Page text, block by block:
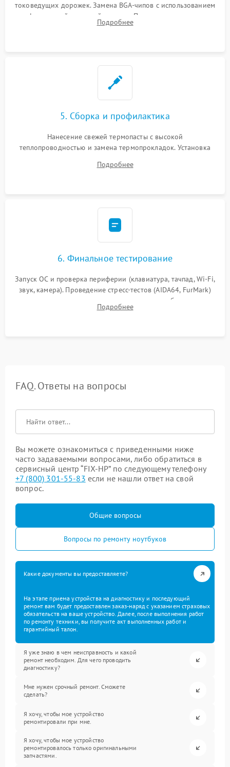
токоведущих дорожек. Замена BGA-чипов с использованием
инфракрасной паяльной станции. Прошивка микросхемы
BIOS или замена поврежденных портов USB
Подробнее
5. Сборка и профилактика
Нанесение свежей термопасты с высокой
теплопроводностью и замена термопрокладок. Установка
шлейфов, модулей памяти и накопителей. Предварительная
Подробнее
6. Финальное тестирование
Запуск ОС и проверка периферии (клавиатура, тачпад, Wi-Fi,
звук, камера). Проведение стресс-тестов (AIDA64, FurMark)
для контроля температурного режима и стабильности
системы под пиковой нагрузкой.
Подробнее
FAQ. Ответы на вопросы
Вы можете ознакомиться с приведенными ниже
часто задаваемыми вопросами, либо обратиться в
сервисный центр “FIX-HP” по следующему телефону
+7 (800) 301-55-83 если не нашли ответ на свой
вопрос.
Общие вопросы
Вопросы по ремонту ноутбуков
Какие документы вы предоставляете?
На этапе приема устройства на диагностику и последующий
ремонт вам будет предоставлен заказ-наряд с указанием страховых
обязательств на ваше устройство. Далее, после выполнения работ
по ремонту техники, вы получите акт выполненных работ и
гарантийный талон.
Я уже знаю в чем неисправность и какой
ремонт необходим. Для чего проводить
диагностику?
Мне нужен срочный ремонт. Сможете
сделать?
Я хочу, чтобы мое устройство
ремонтировали при мне.
Я хочу, чтобы мое устройство
ремонтировалось только оригинальными
запчастями.